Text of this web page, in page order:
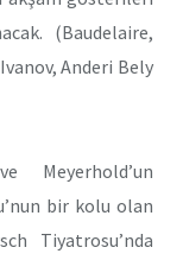
(Baudelaire,
Anderi Bely
Meyerhold’un
bir kolu olan
Tiyatrosu’nda